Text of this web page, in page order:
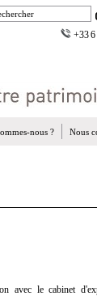
+33 6
Nous
nous ?
avec le cabinet